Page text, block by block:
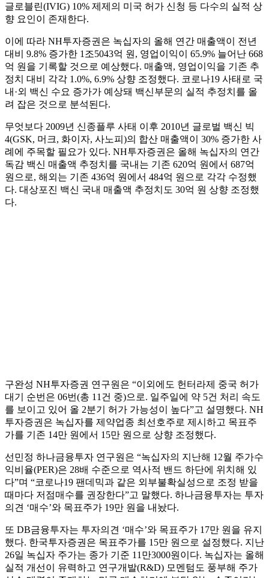
글로블린(IVIG) 10% 제제의 미국 허가 신청 등 다수의 실적 상
향 요인이 존재한다.
이에 따라 NH투자증권은 녹십자의 올해 연간 매출액이 전년
대비 9.8% 증가한 1조5043억 원, 영업이익이 65.9% 늘어난 668
억 원을 기록할 것으로 예상했다. 매출액, 영업이익을 기존 추
정치 대비 각각 1.0%, 6.9% 상향 조정했다. 코로나19 사태로 국
내·외 백신 수요 증가가 예상돼 백신부문의 실적 추정치를 올
려 잡은 것으로 분석된다.
무엇보다 2009년 신종플루 사태 이후 2010년 글로벌 백신 빅
4(GSK, 머크, 화이자, 사노피)의 합산 매출액이 30% 증가한 사
례에 주목할 필요가 있다. NH투자증권은 올해 녹십자의 연간
독감 백신 매출액 추정치를 국내는 기존 620억 원에서 687억
원으로, 해외는 기존 436억 원에서 484억 원으로 각각 수정했
다. 대상포진 백신 국내 매출액 추정치도 30억 원 상향 조정했
다.
구완성 NH투자증권 연구원은 “이외에도 헌터라제 중국 허가
대기 순번은 06번(총 11건 중)으로. 일주일에 약 5건 처리 속도
를 보이고 있어 올 2분기 허가 가능성이 높다”고 설명했다. NH
투자증권은 녹십자를 제약업종 최선호주로 제시하고 목표주
가를 기존 14만 원에서 15만 원으로 상향 조정했다.
선민정 하나금융투자 연구원은 “녹십자의 지난해 12월 주가수
익비율(PER)은 28배 수준으로 역사적 밴드 하단에 위치해 있
다”며 “코로나19 팬데믹과 같은 외부불확실성으로 조정 받을
때마다 저점매수를 권장한다”고 말했다. 하나금융투자는 투자
의견 ‘매수’와 목표주가 19만 원을 내놨다.
또 DB금융투자는 투자의견 ‘매수’와 목표주가 17만 원을 유지
했다. 한국투자증권은 목표주가를 15만 원으로 설정했다. 지난
26일 녹십자 주가는 종가 기준 11만3000원이다. 녹십자는 올해
실적 개선이 유력하고 연구개발(R&D) 모멘텀도 풍부해 주가